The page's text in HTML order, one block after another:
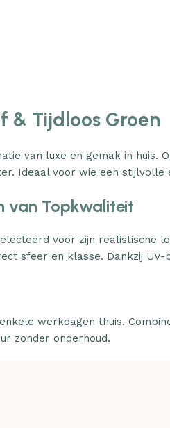
& Tijdloos Groen
van luxe en gemak in huis.
Ideaal voor wie een
van Topkwaliteit
voor zijn realistische
sfeer en klasse. Dankzij
werkdagen thuis.
zonder onderhoud.